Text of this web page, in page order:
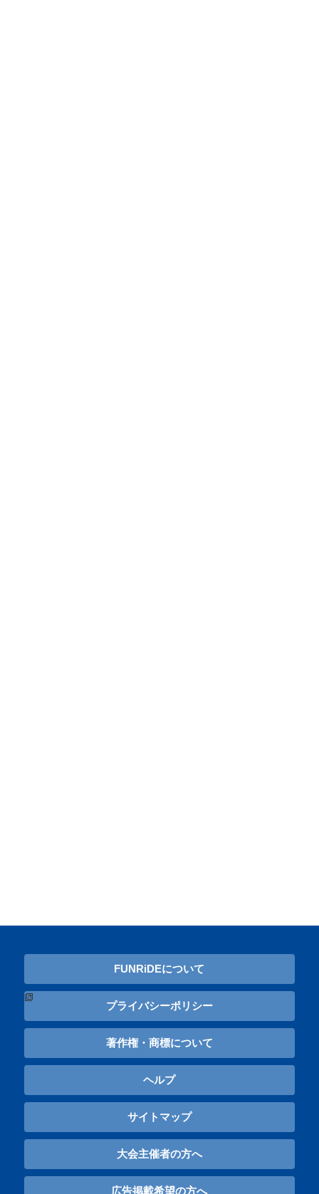
FUNRiDEについて
プライバシーポリシー
著作権・商標について
ヘルプ
サイトマップ
大会主催者の方へ
広告掲載希望の方へ